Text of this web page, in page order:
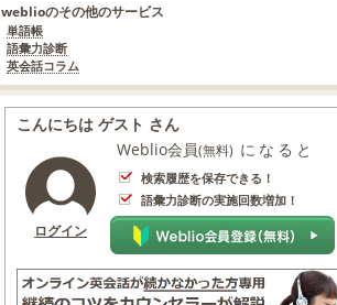
weblioのその他のサービス
単語帳
語彙力診断
英会話コラム
こんにちは ゲスト さん
ログイン
Weblio会員(無料) になると
検索履歴を保存できる！
語彙力診断の実施回数増加！